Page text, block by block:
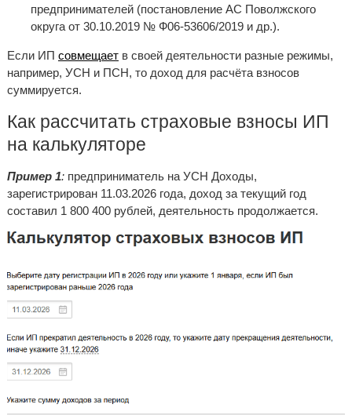
предпринимателей (постановление АС Поволжского
округа от 30.10.2019 № Ф06-53606/2019 и др.).
Если ИП совмещаетв своей деятельности разные режимы,
например, УСН и ПСН, то доход для расчёта взносов
суммируется.
Как рассчитать страховые взносы ИП
на калькуляторе
Пример 1:предприниматель на УСН Доходы,
зарегистрирован 11.03.2026 года, доход за текущий год
составил 1 800 400 рублей, деятельность продолжается.